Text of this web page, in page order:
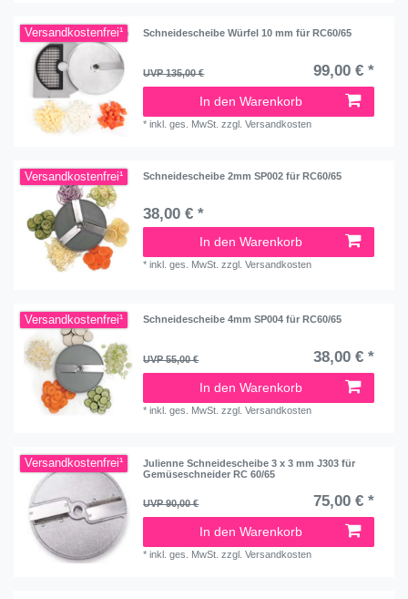
Versandkostenfrei¹ Schneidescheibe Würfel 10 mm für RC60/65
UVP 135,00 € 99,00 € *
In den Warenkorb
*inkl. ges. MwSt. zzgl.Versandkosten
Versandkostenfrei¹ Schneidescheibe 2mm SP002 für RC60/65
38,00 € *
In den Warenkorb
*inkl. ges. MwSt. zzgl.Versandkosten
Versandkostenfrei¹ Schneidescheibe 4mm SP004 für RC60/65
UVP 55,00 € 38,00 € *
In den Warenkorb
*inkl. ges. MwSt. zzgl.Versandkosten
Versandkostenfrei¹
Julienne Schneidescheibe 3 x 3 mm J303 für
Gemüseschneider RC 60/65
UVP 90,00 € 75,00 € *
In den Warenkorb
*inkl. ges. MwSt. zzgl.Versandkosten